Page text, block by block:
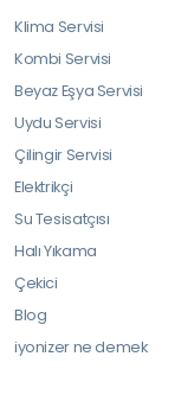
Klima Servisi
Kombi Servisi
Beyaz Eşya Servisi
Uydu Servisi
Çilingir Servisi
Elektrikçi
Su Tesisatçısı
Halı Yıkama
Çekici
Blog
iyonizer ne demek